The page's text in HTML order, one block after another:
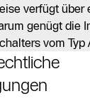
verfügt
genügt die
vom Typ